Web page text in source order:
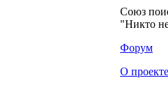
Союз
"Никто
Форум
О проекте